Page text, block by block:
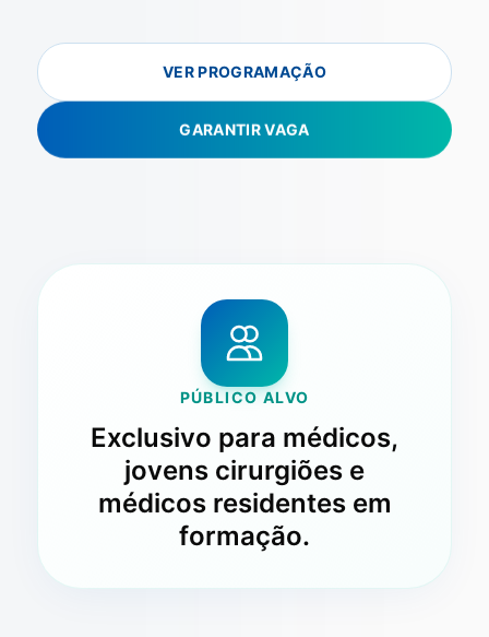
VER PROGRAMAÇÃO
GARANTIR VAGA
PÚBLICO ALVO
Exclusivo para médicos,
jovens cirurgiões e
médicos residentes em
formação.